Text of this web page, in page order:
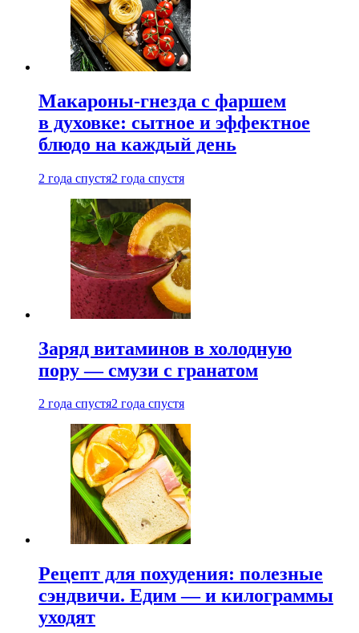
Макароны-гнезда с фаршем
в духовке: сытное и эффектное
блюдо на каждый день
2 года спустя2 года спустя
Заряд витаминов в холодную
пору — смузи с гранатом
2 года спустя2 года спустя
Рецепт для похудения: полезные
сэндвичи. Едим — и килограммы
уходят